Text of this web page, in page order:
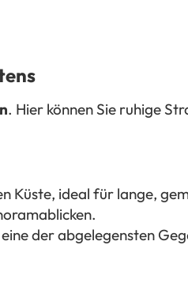
. Hier können Sie ruhige
Küste, ideal für lange,
der abgelegensten